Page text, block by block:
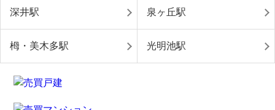
深井駅 泉ヶ丘駅
栂・美木多駅 光明池駅